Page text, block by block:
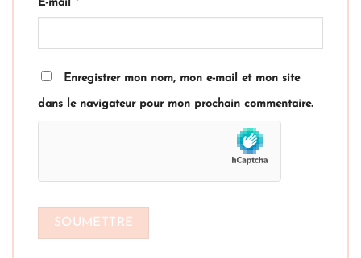
E-mail *
Enregistrer mon nom, mon e-mail et mon site
dans le navigateur pour mon prochain commentaire.